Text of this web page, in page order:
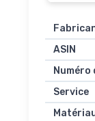
ASIN
Numéro
Service